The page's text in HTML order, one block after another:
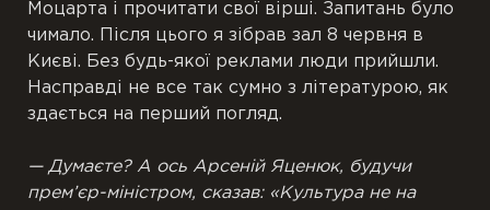
Моцарта і прочитати свої вірші. Запитань було
чимало. Після цього я зібрав зал 8 червня в
Києві. Без будь-якої реклами люди прийшли.
Насправді не все так сумно з літературою, як
здається на перший погляд.
— Думаєте? А ось Арсеній Яценюк, будучи
прем’єр-міністром, сказав: «Культура не на